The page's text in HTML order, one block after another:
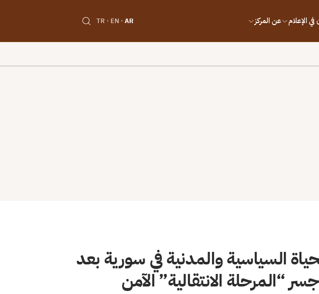
في الإعلام عن المركز AR
EN
TR
السياسية والمدنية في سورية بعد
“المرحلة الانتقالية” الآمن